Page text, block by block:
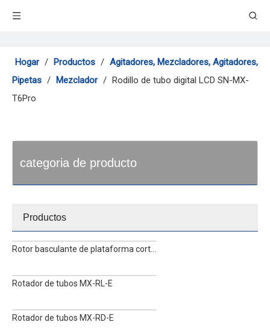
Hogar / Productos / Agitadores, Mezcladores, Agitadores,
Pipetas / Mezclador / Rodillo de tubo digital LCD SN-MX-
T6Pro
categoria de producto
Productos
Rotador de tubos MX-RL-E
Rotador de tubos MX-RD-E